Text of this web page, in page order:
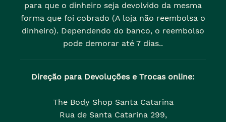
para que o dinheiro seja devolvido da mesma
forma que foi cobrado (A loja não reembolsa o
dinheiro). Dependendo do banco, o reembolso
pode demorar até 7 dias..
Direção para Devoluções e Trocas online:
The Body Shop Santa Catarina
Rua de Santa Catarina 299,